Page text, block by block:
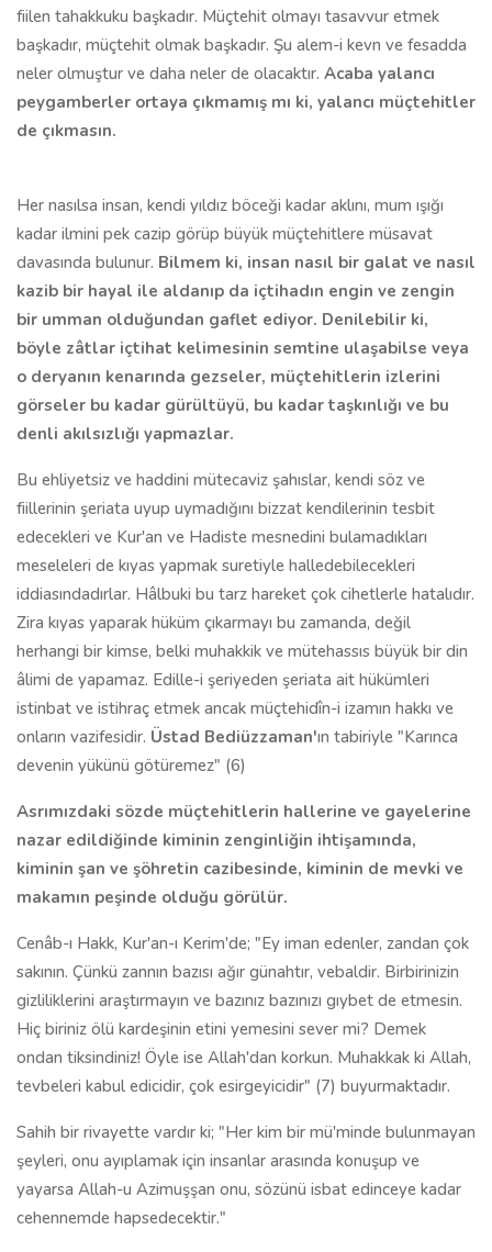
fiilen ta­hakkuku başkadır. Müçtehit olmayı tasavvur etmek
başkadır, müçtehit ol­mak başkadır. Şu alem-i kevn ve fesadda
neler olmuştur ve daha neler de olacaktır. Acaba yalancı
peygamberler ortaya çıkmamış mı ki, yalancı müçtehitler
de çıkmasın.
Her nasılsa insan, kendi yıldız böceği kadar aklını, mum ışığı
kadar ilmini pek cazip görüp büyük müçtehitlere müsavat
davasında bulunur. Bilmem ki, insan nasıl bir galat ve nasıl
kazib bir hayal ile aldanıp da içti­hadın engin ve zengin
bir umman olduğundan gaflet ediyor. Denilebilir ki,
böyle zâtlar içtihat kelimesinin semtine ulaşabilse veya
o deryanın kena­rında gezseler, müçtehitlerin izlerini
görseler bu kadar gürültüyü, bu kadar taşkınlığı ve bu
denli akılsızlığı yapmazlar.
Bu ehliyetsiz ve haddini mütecaviz şahıslar, kendi söz ve
fiillerinin şe­riata uyup uymadığını bizzat kendilerinin tesbit
edecekleri ve Kur'an ve Hadiste mesnedini bulamadıkları
meseleleri de kıyas yapmak suretiyle hal­ledebilecekleri
iddiasındadırlar. Hâlbuki bu tarz hareket çok cihetlerle ha­talıdır.
Zira kıyas yaparak hüküm çıkarmayı bu zamanda, değil
herhangi bir kimse, belki muhakkik ve mütehassıs büyük bir din
âlimi de yapamaz. Edille-i şeriyeden şeriata ait hükümleri
istinbat ve istihraç etmek ancak müçtehidîn-i izamın hakkı ve
onların vazifesidir. Üstad Bediüzzaman'ın ta­biriyle "Karınca
devenin yükünü götüremez" (6)
Asrımızdaki sözde müçtehitlerin hallerine ve gayelerine
nazar edildiğin­de kiminin zenginliğin ihtişamında,
kiminin şan ve şöhretin cazibesinde, kiminin de mevki ve
makamın peşinde olduğu görülür.
Cenâb-ı Hakk, Kur'an-ı Kerim'de; "Ey iman edenler, zandan çok
sakının. Çünkü zannın ba­zısı ağır günahtır, vebaldir. Birbirinizin
gizliliklerini araştır­mayın ve bazınız bazınızı gıybet de etmesin.
Hiç biriniz ölü kardeşinin etini yemesini sever mi? Demek
ondan tiksindiniz! Öyle ise Allah'dan korkun. Muhakkak ki Allah,
tevbeleri kabul edicidir, çok esirgeyicidir" (7) buyurmaktadır.
Sahih bir rivayette vardır ki; "Her kim bir mü'minde bulunmayan
şey­leri, onu ayıplamak için insanlar arasında konuşup ve
yayarsa Allah-u Azimuşşan onu, sözünü isbat edinceye kadar
cehennemde hapsedecektir."